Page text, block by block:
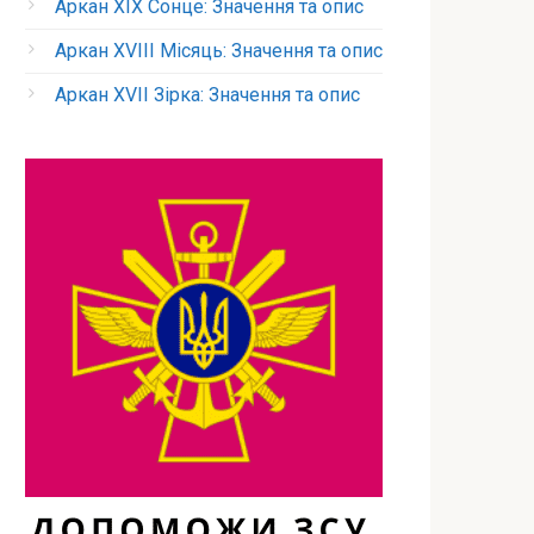
Аркан XIX Сонце: Значення та опис
Аркан XVIII Місяць: Значення та опис
Аркан XVII Зірка: Значення та опис